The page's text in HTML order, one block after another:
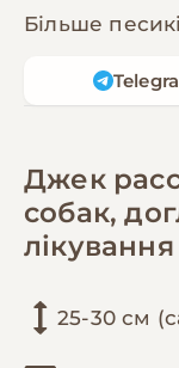
Більше
Джек
собак,
лікування
25-30 см